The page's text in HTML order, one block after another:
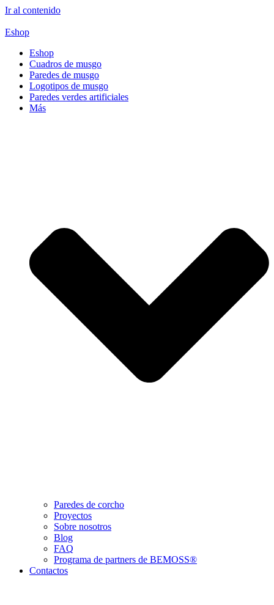
Ir al contenido
Eshop
Eshop
Cuadros de musgo
Paredes de musgo
Logotipos de musgo
Paredes verdes artificiales
Más
Paredes de corcho
Proyectos
Sobre nosotros
Blog
FAQ
Programa de partners de BEMOSS®
Contactos